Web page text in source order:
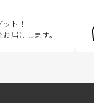
ト！
届けします。